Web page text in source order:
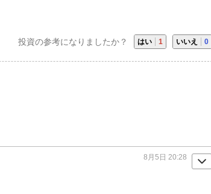
投資の参考になりましたか？ はい 1 いいえ 0
8月5日 20:28